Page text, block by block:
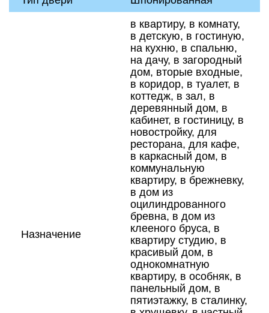
Назначение
в квартиру, в комнату,
в детскую, в гостиную,
на кухню, в спальню,
на дачу, в загородный
дом, вторые входные,
в коридор, в туалет, в
коттедж, в зал, в
деревянный дом, в
кабинет, в гостиницу, в
новостройку, для
ресторана, для кафе,
в каркасный дом, в
коммунальную
квартиру, в брежневку,
в дом из
оцилиндрованного
бревна, в дом из
клееного бруса, в
квартиру студию, в
красивый дом, в
однокомнатную
квартиру, в особняк, в
панельный дом, в
пятиэтажку, в сталинку,